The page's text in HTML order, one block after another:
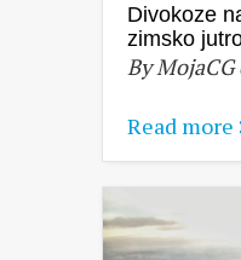
Divokoze
zimsko
By
Read more